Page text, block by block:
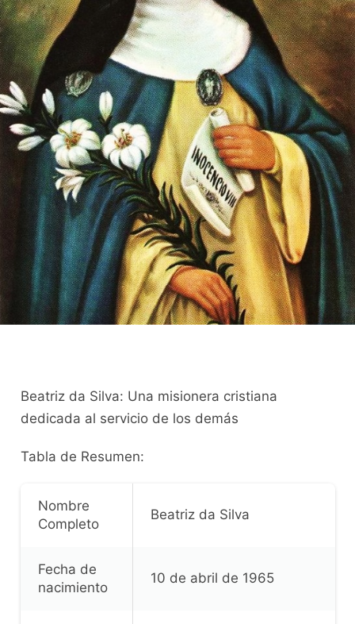
Beatriz da Silva: Una misionera cristiana
dedicada al servicio de los demás
Tabla de Resumen:
Nombre
Completo
Beatriz da Silva
Fecha de
nacimiento
10 de abril de 1965